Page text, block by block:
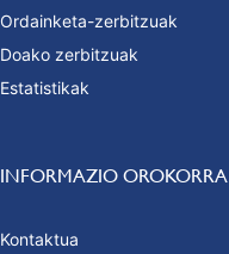
Ordainketa-zerbitzuak
Doako zerbitzuak
Estatistikak
INFORMAZIO OROKORRA
Kontaktua